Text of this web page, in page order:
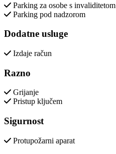
Parking za osobe s invaliditetom
Parking pod nadzorom
Dodatne usluge
Izdaje račun
Razno
Grijanje
Pristup ključem
Sigurnost
Protupožarni aparat